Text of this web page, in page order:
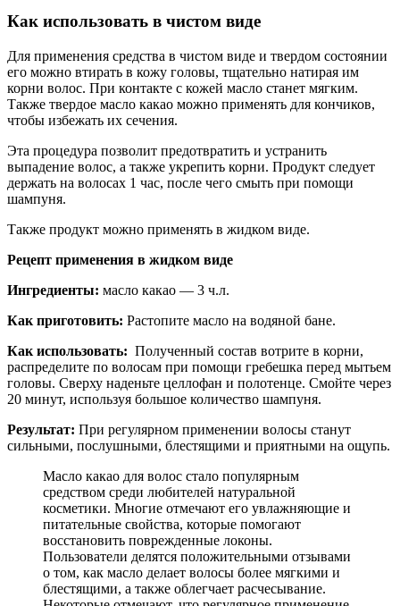
Как использовать в чистом виде
Для применения средства в чистом виде и твердом состоянии
его можно втирать в кожу головы, тщательно натирая им
корни волос. При контакте с кожей масло станет мягким.
Также твердое масло какао можно применять для кончиков,
чтобы избежать их сечения.
Эта процедура позволит предотвратить и устранить
выпадение волос, а также укрепить корни. Продукт следует
держать на волосах 1 час, после чего смыть при помощи
шампуня.
Также продукт можно применять в жидком виде.
Рецепт применения в жидком виде
Ингредиенты: масло какао — 3 ч.л.
Как приготовить: Растопите масло на водяной бане.
Как использовать: Полученный состав вотрите в корни,
распределите по волосам при помощи гребешка перед мытьем
головы. Сверху наденьте целлофан и полотенце. Смойте через
20 минут, используя большое количество шампуня.
Результат: При регулярном применении волосы станут
сильными, послушными, блестящими и приятными на ощупь.
Масло какао для волос стало популярным
средством среди любителей натуральной
косметики. Многие отмечают его увлажняющие и
питательные свойства, которые помогают
восстановить поврежденные локоны.
Пользователи делятся положительными отзывами
о том, как масло делает волосы более мягкими и
блестящими, а также облегчает расчесывание.